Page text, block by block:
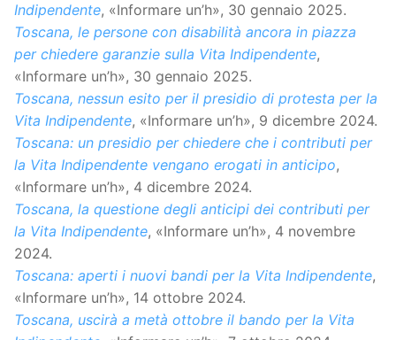
Indipendente, «Informare un’h», 30 gennaio 2025.
Toscana, le persone con disabilità ancora in piazza
per chiedere garanzie sulla Vita Indipendente,
«Informare un’h», 30 gennaio 2025.
Toscana, nessun esito per il presidio di protesta per la
Vita Indipendente, «Informare un’h», 9 dicembre 2024.
Toscana: un presidio per chiedere che i contributi per
la Vita Indipendente vengano erogati in anticipo,
«Informare un’h», 4 dicembre 2024.
Toscana, la questione degli anticipi dei contributi per
la Vita Indipendente, «Informare un’h», 4 novembre
2024.
Toscana: aperti i nuovi bandi per la Vita Indipendente,
«Informare un’h», 14 ottobre 2024.
Toscana, uscirà a metà ottobre il bando per la Vita